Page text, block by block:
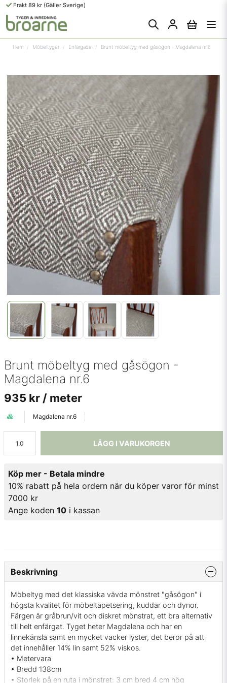
Frakt 89 kr (Gäller Sverige)
Hem Möbeltyger Enfärgade Brunt möbeltyg med gåsögon - Magdalena nr.6
Brunt möbeltyg med gåsögon -
Magdalena nr.6
935 kr / meter
Magdalena nr.6
LÄGG I VARUKORGEN
Köp mer - Betala mindre
10% rabatt på hela ordern när du köper varor för minst
7000 kr
Ange koden 10 i kassan
Beskrivning
Möbeltyg med det klassiska vävda mönstret "gåsögon" i
högsta kvalitet för möbeltapetsering, kuddar och dynor.
Färgen är gråbrun/vit och diskret mönstrat, ett bra alternativ
till helt enfärgat. Tyget heter Magdalena och har en
linnekänsla samt en mycket vacker lyster, det beror på att
det innehåller 14% lin samt 52% viskos.
• Metervara
• Bredd 138cm
• Storlek på en ruta i mönstret: 3 cm bred 4 cm hög